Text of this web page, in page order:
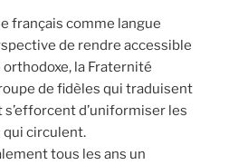
français comme langue
de rendre accessible
la Fraternité
de fidèles qui traduisent
d’uniformiser les
circulent.
tous les ans un